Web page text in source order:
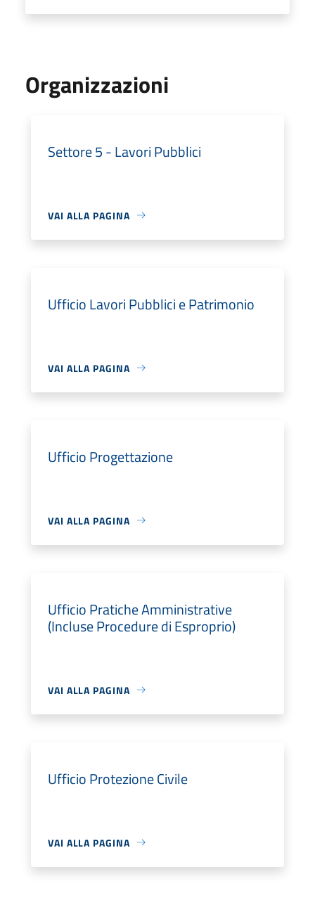
Organizzazioni
Settore 5 - Lavori Pubblici
VAI ALLA PAGINA
Ufficio Lavori Pubblici e Patrimonio
VAI ALLA PAGINA
Ufficio Progettazione
VAI ALLA PAGINA
Ufficio Pratiche Amministrative
(Incluse Procedure di Esproprio)
VAI ALLA PAGINA
Ufficio Protezione Civile
VAI ALLA PAGINA